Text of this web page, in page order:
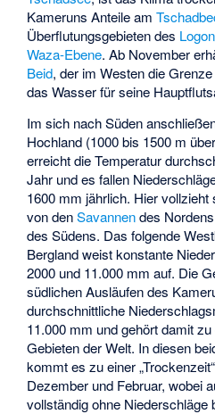
Kameruns Anteile am
Überflutungsgebieten des
Waza-Ebene. Ab November
Beid, der im Westen die
das Wasser für seine
Im sich nach Süden
Hochland (1000 bis 1500 m
erreicht die Temperatur
Jahr und es fallen
1600 mm jährlich. Hier
von denSavannendes
des Südens. Das folgende
Bergland weist konstante
2000 und 11.000 mm auf. Die
südlichen Ausläufen des
durchschnittliche
11.000 mm und gehört damit
Gebieten der Welt. In diesen
kommt es zu einer
Dezember und Februar, wobei
vollständig ohne Niederschläge